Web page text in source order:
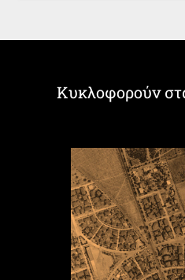
Κυκλοφορούν